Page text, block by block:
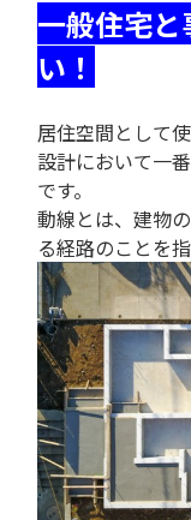
一般住宅
い！
居住空間として
設計において一
です。
動線とは、建物
る経路のことを指